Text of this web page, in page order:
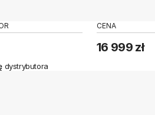
dystrybutora
CENA
16 999 zł